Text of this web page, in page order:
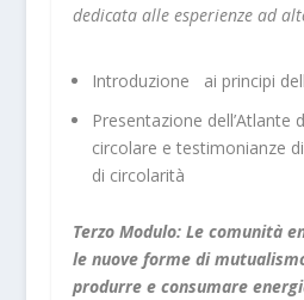
dedicata alle esperienze ad
Introduzione ai principi
Presentazione dell’Atlante
circolare e testimonianze
di circolarità
Terzo Modulo: Le comunità
le nuove forme di
produrre e consumare